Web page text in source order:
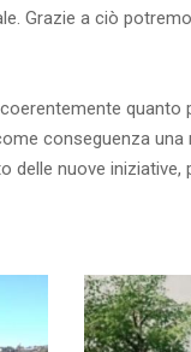
Grazie a ciò
quanto
conseguenza
nuove